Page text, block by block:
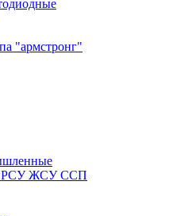
"армстронг"
РСУ ЖСУ ССП